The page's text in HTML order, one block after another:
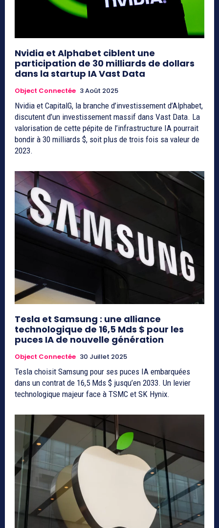
Nvidia et Alphabet ciblent une
participation de 30 milliards de dollars
dans la startup IA Vast Data
Object Connectée 3 Août 2025
Nvidia et CapitalG, la branche d’investissement d’Alphabet,
discutent d’un investissement massif dans Vast Data. La
valorisation de cette pépite de l’infrastructure IA pourrait
bondir à 30 milliards $, soit plus de trois fois sa valeur de
2023.
Tesla et Samsung : une alliance
technologique de 16,5 Mds $ pour les
puces IA de nouvelle génération
Object Connectée 30 Juillet 2025
Tesla choisit Samsung pour ses puces IA embarquées
dans un contrat de 16,5 Mds $ jusqu’en 2033. Un levier
technologique majeur face à TSMC et SK Hynix.